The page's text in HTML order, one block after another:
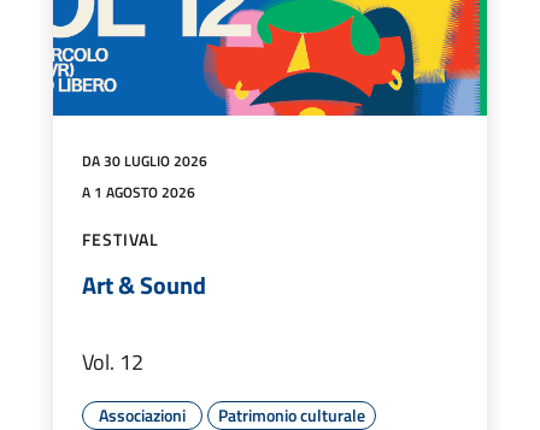
DA 30 LUGLIO 2026
A 1 AGOSTO 2026
FESTIVAL
Art & Sound
Vol. 12
Associazioni
Patrimonio culturale